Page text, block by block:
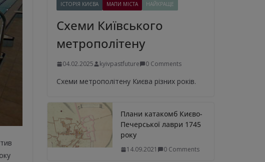
ІСТОРІЯ КИЄВА МАПИ МІСТА НАЙКРАЩЕ
Схеми Київського
метрополітену
04.02.2025 kyivpastfuture 0 Comments
Схеми метрополітену Києва різних років.
Плани катакомб Києво-
Печерської лаври 1745
року
14.09.2021 0 Comments